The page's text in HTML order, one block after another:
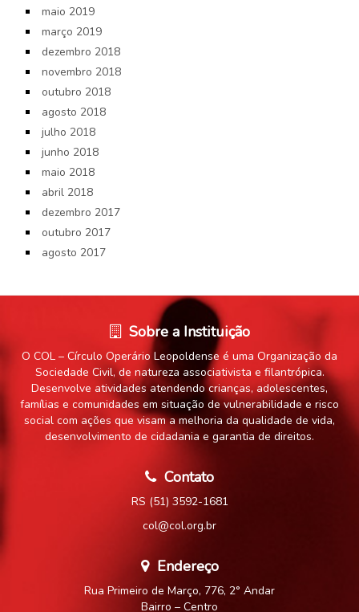
maio 2019
março 2019
dezembro 2018
novembro 2018
outubro 2018
agosto 2018
julho 2018
junho 2018
maio 2018
abril 2018
dezembro 2017
outubro 2017
agosto 2017
Sobre a Instituição
O COL – Círculo Operário Leopoldense é uma Organização da
Sociedade Civil, de natureza associativista e filantrópica.
Desenvolve atividades atendendo crianças, adolescentes,
famílias e comunidades em situação de vulnerabilidade e risco
social com ações que visam a melhoria da qualidade de vida,
desenvolvimento de cidadania e garantia de direitos.
Contato
RS (51) 3592-1681
col@col.org.br
Endereço
Rua Primeiro de Março, 776, 2° Andar
Bairro – Centro